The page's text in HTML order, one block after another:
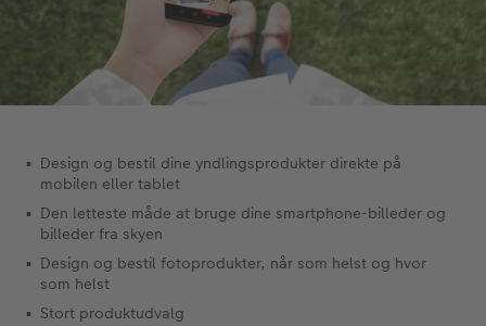
Velkomstskilt
Talcollage
Design og bestil dine yndlingsprodukter direkte på
mobilen eller tablet
Den letteste måde at bruge dine smartphone-billeder og
billeder fra skyen
Design og bestil fotoprodukter, når som helst og hvor
som helst
Stort produktudvalg